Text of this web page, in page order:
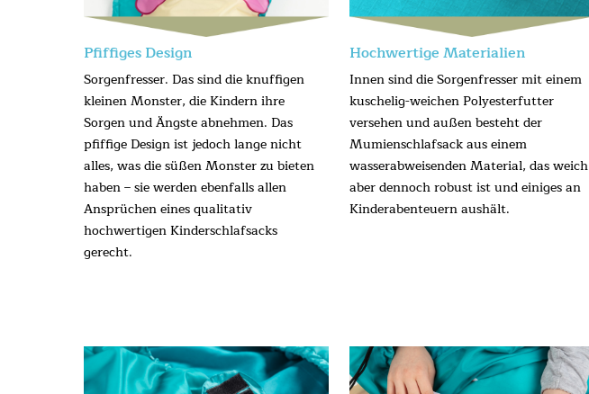
Pfiffiges Design
Sorgenfresser. Das sind die knuffigen
kleinen Monster, die Kindern ihre
Sorgen und Ängste abnehmen. Das
pfiffige Design ist jedoch lange nicht
alles, was die süßen Monster zu bieten
haben – sie werden ebenfalls allen
Ansprüchen eines qualitativ
hochwertigen Kinderschlafsacks
gerecht.
Hochwertige Materialien
Innen sind die Sorgenfresser mit einem
kuschelig-weichen Polyesterfutter
versehen und außen besteht der
Mumienschlafsack aus einem
wasserabweisenden Material, das weich
aber dennoch robust ist und einiges an
Kinderabenteuern aushält.